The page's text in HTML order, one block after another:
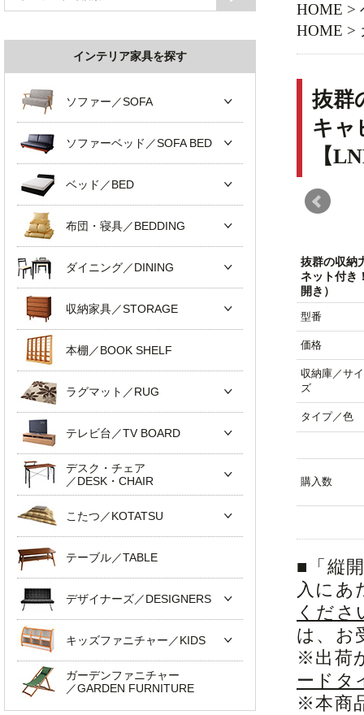
HOME >
HOME >
抜群
キャ
【
抜群の収納
ネット付き
開き）
型番
価格
収納庫／サイ
ズ
タイプ／色
購入数
■「縦
入にあ
くださ
は、お
※出荷
ードタ
※本商
インテリア家具を探す
ソファー／SOFA
ソファーベッド／SOFA BED
ベッド／BED
布団・寝具／BEDDING
ダイニング／DINING
収納家具／STORAGE
本棚／BOOK SHELF
ラグマット／RUG
テレビ台／TV BOARD
デスク・チェア
／DESK・CHAIR
こたつ／KOTATSU
テーブル／TABLE
デザイナーズ／DESIGNERS
キッズファニチャー／KIDS
ガーデンファニチャー
／GARDEN FURNITURE